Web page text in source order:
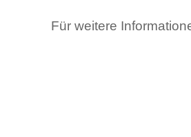
Für weitere